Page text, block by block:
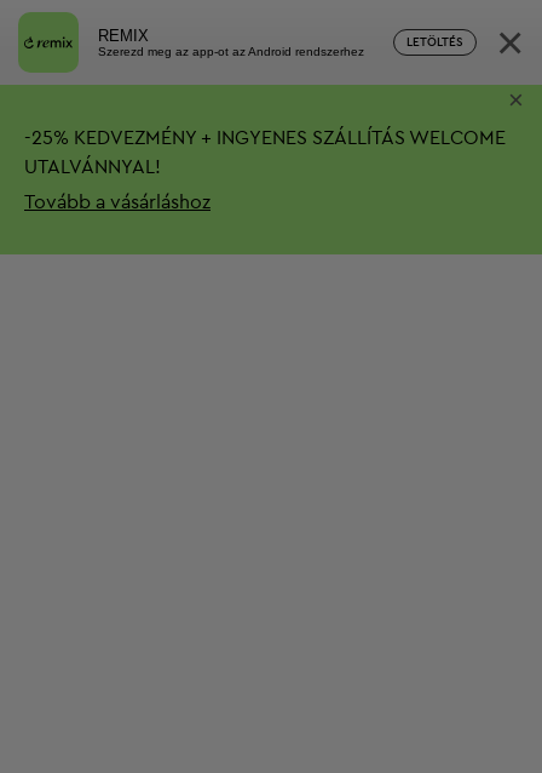
REMIX
Szerezd meg az app-ot az Android rendszerhez
LETÖLTÉS ×
-25% KEDVEZMÉNY + INGYENES SZÁLLÍTÁS WELCOME
UTALVÁNNYAL!
Tovább a vásárláshoz
×